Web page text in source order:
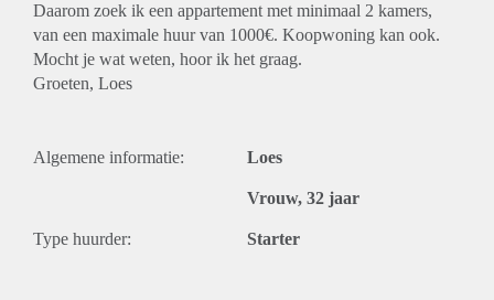
Daarom zoek ik een appartement met minimaal 2 kamers,
van een maximale huur van 1000€. Koopwoning kan ook.
Mocht je wat weten, hoor ik het graag.
Groeten, Loes
Algemene informatie: Loes
Vrouw, 32 jaar
Type huurder: Starter